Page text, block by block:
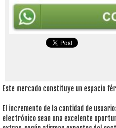
Este mercado constituye un espacio
El incremento de la cantidad de
electrónico sean una excelente